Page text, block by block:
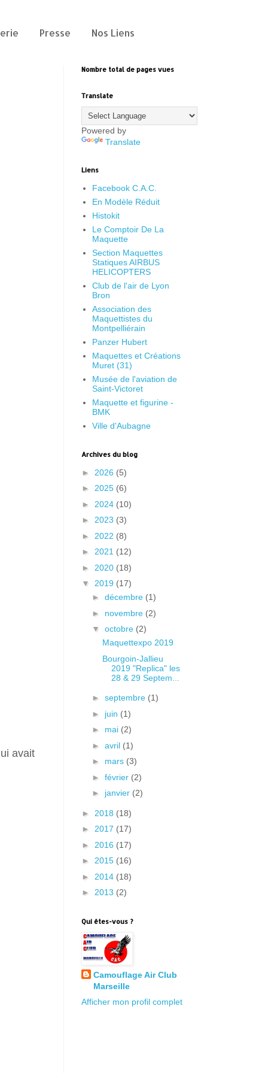
Presse Nos Liens
avait
Nombre total de pages vues
Translate
Powered by
Translate
Liens
Facebook C.A.C.
En Modèle Réduit
Histokit
Le Comptoir De La
Maquette
Section Maquettes
Statiques AIRBUS
HELICOPTERS
Club de l'air de Lyon
Bron
Association des
Maquettistes du
Montpelliérain
Panzer Hubert
Maquettes et Créations
Muret (31)
Musée de l'aviation de
Saint-Victoret
Maquette et figurine -
BMK
Ville d'Aubagne
Archives du blog
► 2026 (5)
► 2025 (6)
► 2024 (10)
► 2023 (3)
► 2022 (8)
► 2021 (12)
► 2020 (18)
▼ 2019 (17)
► décembre (1)
► novembre (2)
▼ octobre (2)
Maquettexpo 2019
Bourgoin-Jallieu
2019 "Replica" les
28 & 29 Septem...
► septembre (1)
► juin (1)
► mai (2)
► avril (1)
► mars (3)
► février (2)
► janvier (2)
► 2018 (18)
► 2017 (17)
► 2016 (17)
► 2015 (16)
► 2014 (18)
► 2013 (2)
Qui êtes-vous ?
Camouflage Air Club
Marseille
Afficher mon profil complet